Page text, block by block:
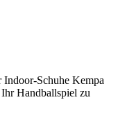
Indoor-Schuhe Kempa
Handballspiel zu